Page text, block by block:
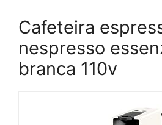
Cafeteira
nespresso
branca 110v